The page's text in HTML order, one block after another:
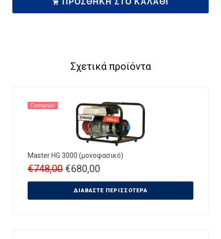
Σχετικά προϊόντα
Προσφορά!
Master HG 3000 (μονοφασικό)
€748,00 €680,00
ΔΙΑΒΆΣΤΕ ΠΕΡΙΣΣΌΤΕΡΑ